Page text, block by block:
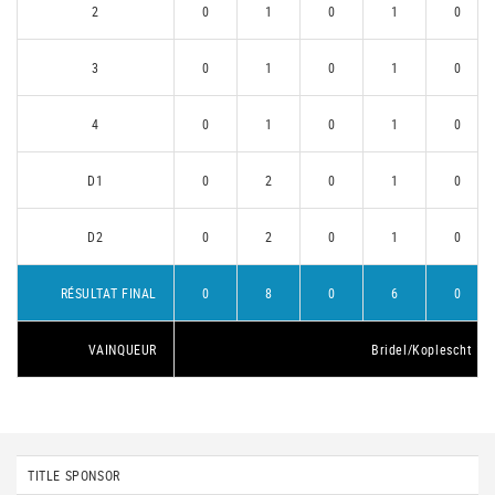
2 0 1 0 1 0
3 0 1 0 1 0
4 0 1 0 1 0
D1 0 2 0 1 0
D2 0 2 0 1 0
RÉSULTAT FINAL 0 8 0 6 0
VAINQUEUR Bridel/Koplescht 1
TITLE SPONSOR